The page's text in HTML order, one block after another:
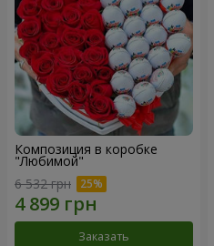
Композиция в коробке
"Любимой"
6 532 грн
Заказать